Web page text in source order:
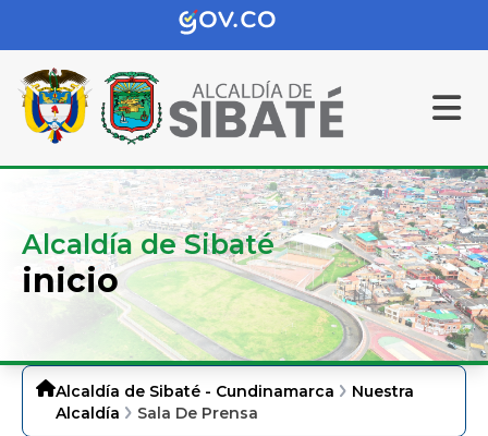
Alcaldía de Sibaté
inicio
Alcaldía de Sibaté - Cundinamarca
Nuestra
Alcaldía
Sala De Prensa